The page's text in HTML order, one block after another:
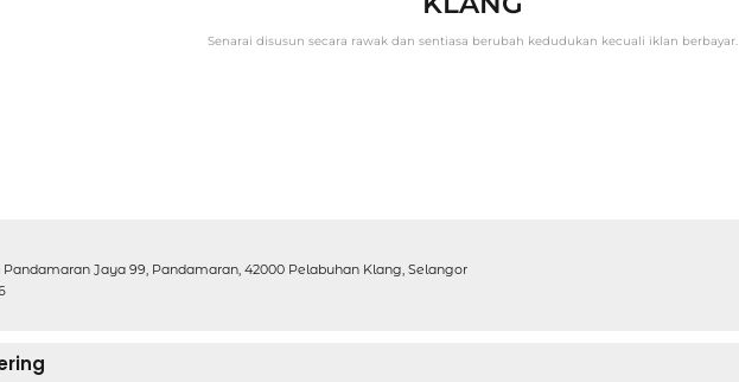
Senarai disusun secara rawak dan sentiasa berubah kedudukan kecuali iklan berbayar.
Pandamaran Jaya 99, Pandamaran, 42000 Pelabuhan Klang, Selangor